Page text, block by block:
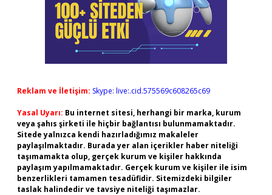
Reklam ve İletişim: Skype: live:.cid.575569c608265c69
Yasal Uyarı: Bu internet sitesi, herhangi bir marka, kurum
veya şahıs şirketi ile hiçbir bağlantısı bulunmamaktadır.
Sitede yalnızca kendi hazırladığımız makaleler
paylaşılmaktadır. Burada yer alan içerikler haber niteliği
taşımamakta olup, gerçek kurum ve kişiler hakkında
paylaşım yapılmamaktadır. Gerçek kurum ve kişiler ile isim
benzerlikleri tamamen tesadüfidir. Sitemizdeki bilgiler
taslak halindedir ve tavsiye niteliği taşımazlar.